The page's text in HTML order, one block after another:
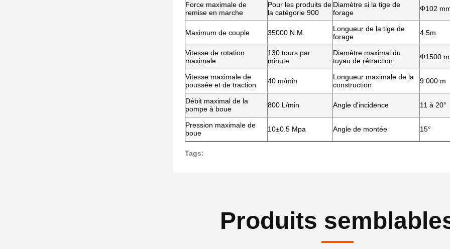
Force maximale de
remise en marche
Pour les produits de
la catégorie 900
Diamètre si la tige de
forage
Φ102
Maximum de couple 35000 N.M.
Longueur de la tige de
forage
4.5m
Vitesse de rotation
maximale
130 tours par
minute
Diamètre maximal du
tuyau de rétraction
Φ1500
Vitesse maximale de
poussée et de traction
40 m/min
Longueur maximale de la
construction
9 000 m
Débit maximal de la
pompe à boue
800 L/min Angle d'incidence 11 à 20°
Pression maximale de
boue
10±0.5 Mpa Angle de montée 15°
Tags:
Produits